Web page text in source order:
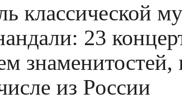
классической
23
знаменитостей,
из России